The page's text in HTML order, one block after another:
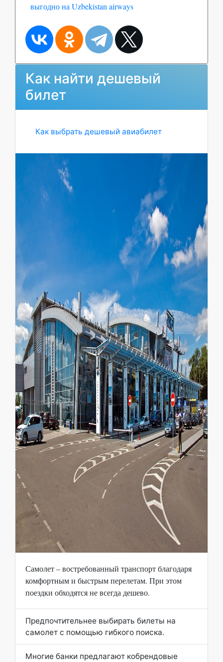
выгодно на Uzbekistan airways
Как найти дешевый
билет
Как выбрать дешевый авиабилет
Самолет – востребованный транспорт благодаря
комфортным и быстрым перелетам. При этом
поездки обходятся не всегда дешево.
Предпочтительнее выбирать билеты на
самолет с помощью гибкого поиска.
Многие банки предлагают кобрендовые